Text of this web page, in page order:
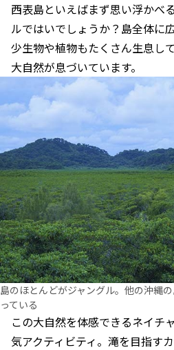
西表島といえばまず思い浮かべ
ルではいでしょうか？島全体に
少生物や植物もたくさん生息し
大自然が息づいています。
島のほとんどがジャングル。他の沖縄
っている
この大自然を体感できるネイチ
気アクティビティ。滝を目指す